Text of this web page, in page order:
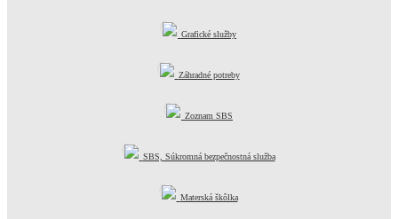
Grafické služby
Záhradné potreby
Zoznam SBS
SBS, Súkromná bezpečnostná služba
Materská škôlka